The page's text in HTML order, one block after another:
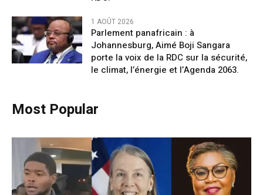
1 AOÛT 2026
Parlement panafricain : à
Johannesburg, Aimé Boji Sangara
porte la voix de la RDC sur la sécurité,
le climat, l’énergie et l’Agenda 2063.
Most Popular